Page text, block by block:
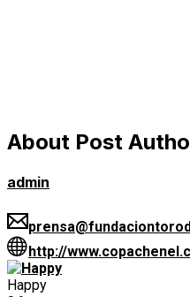
About Post
admin
http://
Happy